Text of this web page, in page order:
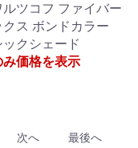
ルツコフ ファイバー
クス ボンドカラー
クシェード
み価格を表示
次へ 最後へ